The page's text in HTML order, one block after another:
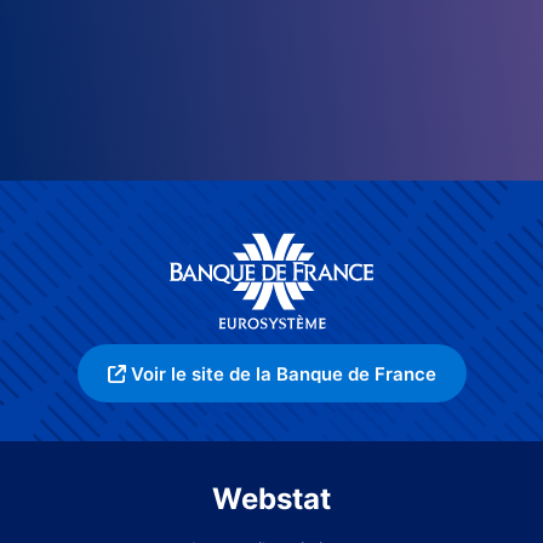
Voir le site de la Banque de France
Webstat